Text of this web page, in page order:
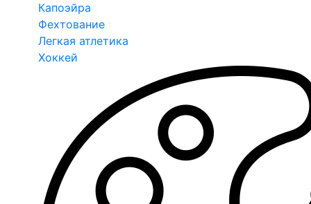
Капоэйра
Фехтование
Легкая атлетика
Хоккей